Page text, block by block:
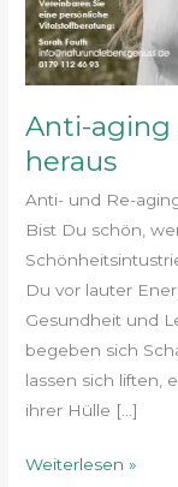
Anti-aging
heraus
Anti- und Re-
Bist Du schön,
Du vor lauter
Gesundheit und
begeben sich
lassen sich liften,
ihrer Hülle […]
Weiterlesen »